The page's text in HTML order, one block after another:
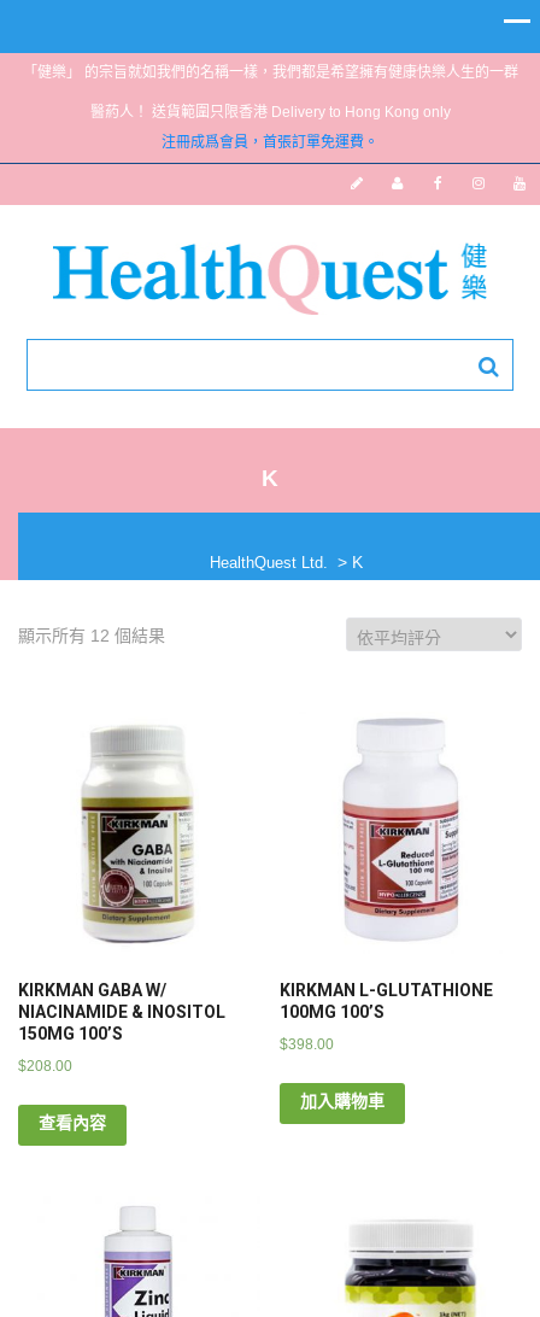
「健樂」 的宗旨就如我們的名稱一樣，我們都是希望擁有健康快樂人生的一群
醫葯人！ 送貨範圍只限香港 Delivery to Hong Kong only
注冊成爲會員，首張訂單免運費。
K
HealthQuest Ltd. > K
顯示所有 12 個結果
KIRKMAN GABA W/
NIACINAMIDE & INOSITOL
150MG 100’S
$208.00
查看內容
KIRKMAN L-GLUTATHIONE
100MG 100’S
$398.00
加入購物車